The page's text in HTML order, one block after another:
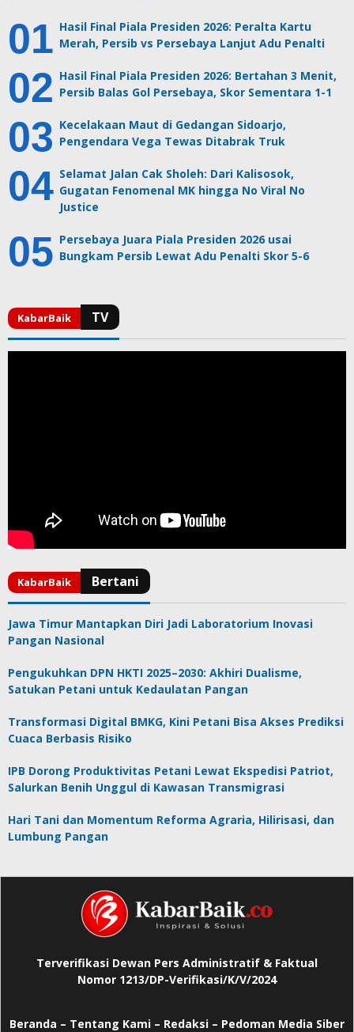
Hasil Final Piala Presiden 2026: Peralta Kartu
Merah, Persib vs Persebaya Lanjut Adu Penalti
Hasil Final Piala Presiden 2026: Bertahan 3 Menit,
Persib Balas Gol Persebaya, Skor Sementara 1-1
Kecelakaan Maut di Gedangan Sidoarjo,
Pengendara Vega Tewas Ditabrak Truk
Selamat Jalan Cak Sholeh: Dari Kalisosok,
Gugatan Fenomenal MK hingga No Viral No
Justice
Persebaya Juara Piala Presiden 2026 usai
Bungkam Persib Lewat Adu Penalti Skor 5-6
Jawa Timur Mantapkan Diri Jadi Laboratorium Inovasi
Pangan Nasional
Pengukuhkan DPN HKTI 2025–2030: Akhiri Dualisme,
Satukan Petani untuk Kedaulatan Pangan
Transformasi Digital BMKG, Kini Petani Bisa Akses Prediksi
Cuaca Berbasis Risiko
IPB Dorong Produktivitas Petani Lewat Ekspedisi Patriot,
Salurkan Benih Unggul di Kawasan Transmigrasi
Hari Tani dan Momentum Reforma Agraria, Hilirisasi, dan
Lumbung Pangan
Terverifikasi Dewan Pers Administratif & Faktual
Nomor 1213/DP-Verifikasi/K/V/2024
Beranda – Tentang Kami – Redaksi – Pedoman Media Siber